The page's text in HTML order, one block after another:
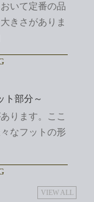
いて定番の品
きさがありま
ト部分～
ります。ここ
なフットの形
VIEW ALL